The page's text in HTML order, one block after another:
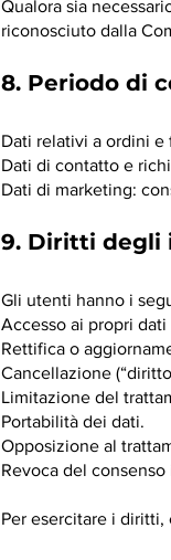
Qualora sia
riconosciuto dalla
8. Periodo di
Dati relativi a ordini e
Dati di contatto e
Dati di marketing:
9. Diritti degli
Gli utenti hanno i
Accesso ai propri dati
Rettifica o
Cancellazione (“diritto
Limitazione del
Portabilità dei dati.
Opposizione al
Revoca del
Per esercitare i diritti,